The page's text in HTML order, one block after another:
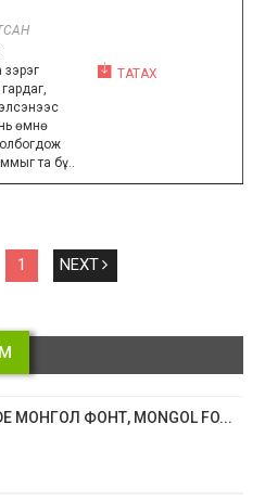
өмнө
та бү ...
ТАТАХ
1 NEXT
МОНГОЛ ФОНТ, MONGOL FO...